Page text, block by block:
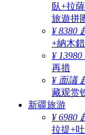
臥+拉
旅遊拼
¥ 8380
+納木
¥ 13980
再措
¥ 面議
藏观赏
新疆旅游
¥ 6980
拉提+